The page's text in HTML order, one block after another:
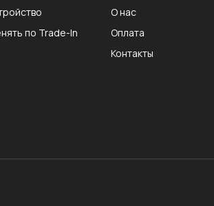
по Trade-In
О нас
Оплата
Контакты